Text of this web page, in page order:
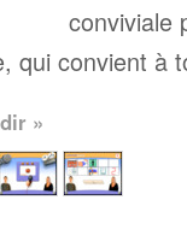
conviviale
qui convient à
»